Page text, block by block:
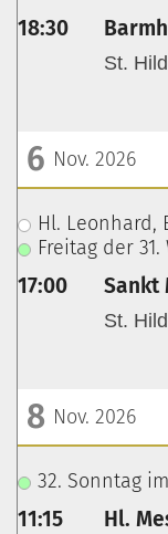
18:30
St.
6 Nov. 2026
Hl. Leonhard,
Freitag der
17:00 Sankt
St.
8 Nov. 2026
32. Sonntag
11:15 Hl.